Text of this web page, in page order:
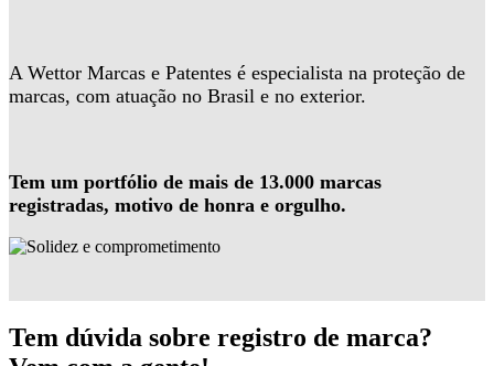
A Wettor Marcas e Patentes é especialista na proteção de
marcas, com atuação no Brasil e no exterior.
Tem um portfólio de mais de 13.000 marcas
registradas, motivo de honra e orgulho.
Tem dúvida sobre registro de marca?